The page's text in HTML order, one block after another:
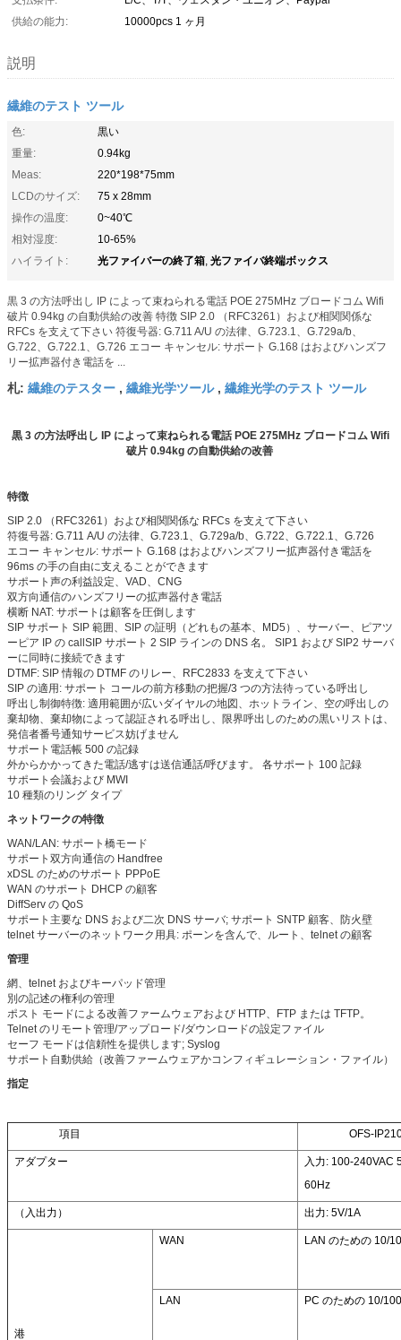
供給の能力:
10000pcs 1 ヶ月
説明
繊維のテスト ツール
色:
黒い
重量:
0.94kg
Meas:
220*198*75mm
LCDのサイズ:
75 x 28mm
操作の温度:
0~40℃
相対湿度:
10-65%
ハイライト:
光ファイバーの終了箱, 光ファイバ終端ボックス
黒 3 の方法呼出し IP によって束ねられる電話 POE 275MHz ブロードコム Wifi
破片 0.94kg の自動供給の改善 特徴 SIP 2.0 （RFC3261）および相関関係な
RFCs を支えて下さい 符復号器: G.711 A/U の法律、G.723.1、G.729a/b、
G.722、G.722.1、G.726 エコー キャンセル: サポート G.168 はおよびハンズフ
リー拡声器付き電話を ...
札: 繊維のテスター , 繊維光学ツール, 繊維光学のテスト ツール
黒 3 の方法呼出し IP によって束ねられる電話 POE 275MHz ブロードコム Wifi
破片 0.94kg の自動供給の改善
特徴
SIP 2.0 （RFC3261）および相関関係な RFCs を支えて下さい
符復号器: G.711 A/U の法律、G.723.1、G.729a/b、G.722、G.722.1、G.726
エコー キャンセル: サポート G.168 はおよびハンズフリー拡声器付き電話を
96ms の手の自由に支えることができます
サポート声の利益設定、VAD、CNG
双方向通信のハンズフリーの拡声器付き電話
横断 NAT: サポートは顧客を圧倒します
SIP サポート SIP 範囲、SIP の証明（どれもの基本、MD5）、サーバー、ピアツ
ーピア IP の callSIP サポート 2 SIP ラインの DNS 名。 SIP1 および SIP2 サーバ
ーに同時に接続できます
DTMF: SIP 情報の DTMF のリレー、RFC2833 を支えて下さい
SIP の適用: サポート コールの前方移動の把握/3 つの方法待っている呼出し
呼出し制御特徴: 適用範囲が広いダイヤルの地図、ホットライン、空の呼出しの
棄却物、棄却物によって認証される呼出し、限界呼出しのための黒いリストは、
発信者番号通知サービス妨げません
サポート電話帳 500 の記録
外からかかってきた電話/逃すは送信通話/呼びます。 各サポート 100 記録
サポート会議および MWI
10 種類のリング タイプ
ネットワークの特徴
WAN/LAN: サポート橋モード
サポート双方向通信の Handfree
xDSL のためのサポート PPPoE
WAN のサポート DHCP の顧客
DiffServ の QoS
サポート主要な DNS および二次 DNS サーバ; サポート SNTP 顧客、防火壁
telnet サーバーのネットワーク用具: ポーンを含んで、ルート、telnet の顧客
管理
網、telnet およびキーパッド管理
別の記述の権利の管理
ポスト モードによる改善ファームウェアおよび HTTP、FTP または TFTP。
Telnet のリモート管理/アップロード/ダウンロードの設定ファイル
セーフ モードは信頼性を提供します; Syslog
サポート自動供給（改善ファームウェアかコンフィギュレーション・ファイル）
指定
項目 OFS-
アダプター
入力: 100-240VAC
60Hz
（入出力） 出力: 5V/1A
港
WAN LAN のための 10/
LAN PC のための 10/